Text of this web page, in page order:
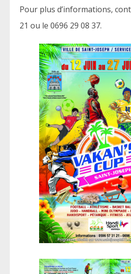
Pour plus d’informations,
21 ou le 0696 29 08 37.